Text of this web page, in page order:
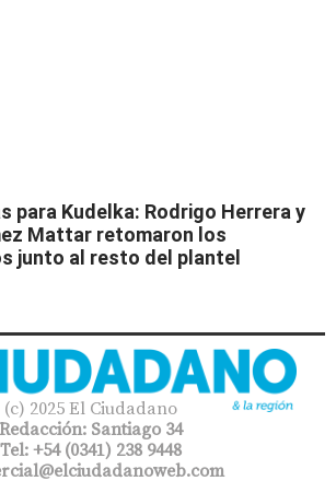
para Kudelka: Rodrigo Herrera y
Mattar retomaron los
junto al resto del plantel
(c) 2025 El Ciudadano
Redacción: Santiago 34
Tel: +54 (0341) 238 9448